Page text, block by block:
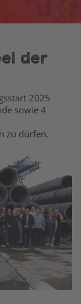
der
2025
sowie 4
zu dürfen.